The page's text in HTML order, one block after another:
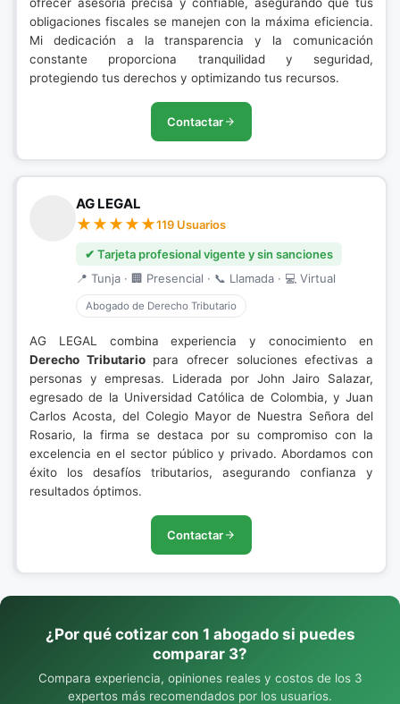
obligaciones fiscales se manejen con la máxima eficiencia.
Mi dedicación a la transparencia y la comunicación
constante proporciona tranquilidad y seguridad,
protegiendo tus derechos y optimizando tus recursos.
Contactar
AG LEGAL
119 Usuarios
✔ Tarjeta profesional vigente y sin sanciones
📍 Tunja · 🏢 Presencial · 📞 Llamada · 💻 Virtual
Abogado de Derecho Tributario
AG LEGAL combina experiencia y conocimiento en
Derecho Tributariopara ofrecer soluciones efectivas a
personas y empresas. Liderada por John Jairo Salazar,
egresado de la Universidad Católica de Colombia, y Juan
Carlos Acosta, del Colegio Mayor de Nuestra Señora del
Rosario, la firma se destaca por su compromiso con la
excelencia en el sector público y privado. Abordamos con
éxito los desafíos tributarios, asegurando confianza y
resultados óptimos.
Contactar
¿Por qué cotizar con 1 abogado si puedes
comparar 3?
Compara experiencia, opiniones reales y costos de los 3
expertos más recomendados por los usuarios.